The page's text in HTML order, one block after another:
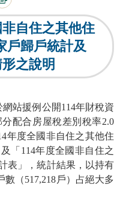
自住之其他住
戶歸戶統計及
之說明
站援例公開114年財稅資
配合房屋稅差別稅率2.0
年度全國非自住之其他住
「114年度全國非自住之
表」，統計結果，以持有
數（517,218戶）占絕大多